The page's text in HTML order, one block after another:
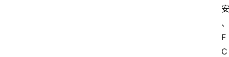
安
、
F
C